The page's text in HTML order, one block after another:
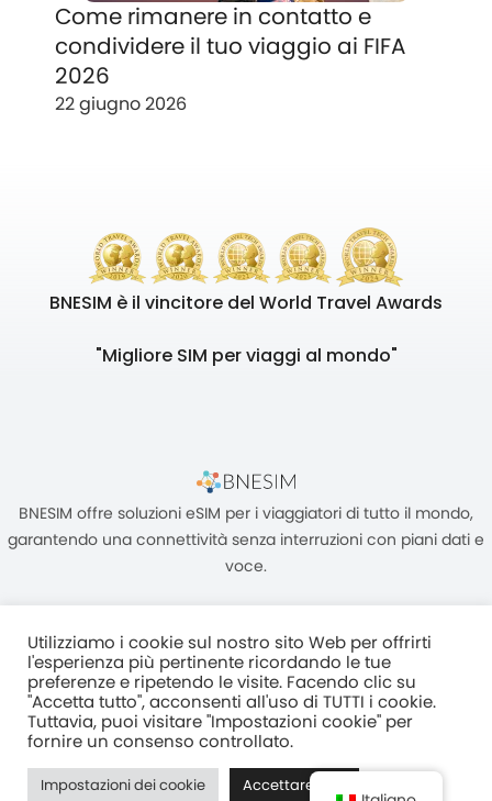
Come rimanere in contatto e
condividere il tuo viaggio ai FIFA
2026
22 giugno 2026
BNESIM è il vincitore del World Travel Awards
"Migliore SIM per viaggi al mondo"
BNESIM offre soluzioni eSIM per i viaggiatori di tutto il mondo,
garantendo una connettività senza interruzioni con piani dati e
voce.
Unità C, 8/F, King Palace Plaza, NO:55 King Yip Street, Kwun Tong,
Kowloon, HONG KONG
2017–2025 BNESIM LIMITED Tutti i diritti riservati
Normativa Sulla Privacy Termini e condizioni Fair Use Policy
Utilizziamo i cookie sul nostro sito Web per offrirti
l'esperienza più pertinente ricordando le tue
preferenze e ripetendo le visite. Facendo clic su
"Accetta tutto", acconsenti all'uso di TUTTI i cookie.
Tuttavia, puoi visitare "Impostazioni cookie" per
fornire un consenso controllato.
Impostazioni dei cookie Accettare tutti